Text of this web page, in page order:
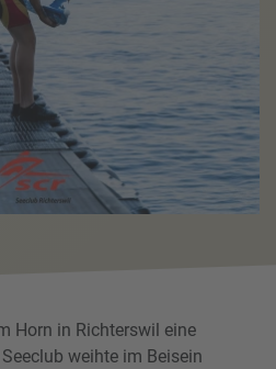
Horn in Richterswil eine
weihte im Beisein